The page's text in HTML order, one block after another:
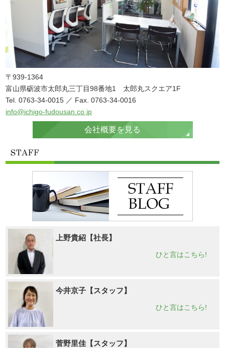
〒939-1364
富山県砺波市太郎丸三丁目98番地1 太郎丸スクエア1F
Tel. 0763-34-0015 ／ Fax. 0763-34-0016
info@ichigo-fudousan.co.jp
会社概要を見る
上野貴紹【社長】
ひと言はこちら!
今井京子【スタッフ】
ひと言はこちら!
菅野里佳【スタッフ】